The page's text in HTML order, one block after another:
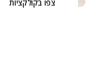
צפו בקולקציות